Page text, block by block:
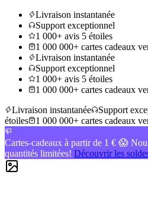
Livraison instantanée
Support exceptionnel
1 000+ avis 5 étoiles
1 000 000+ cartes cadeaux
Livraison instantanée
Support exceptionnel
1 000+ avis 5 étoiles
1 000 000+ cartes cadeaux
Livraison instantanée
Support
étoiles
1 000 000+ cartes cadeaux
Cartes-cadeaux à partir de 1 € 😱
quantités limitées! Découvrir les